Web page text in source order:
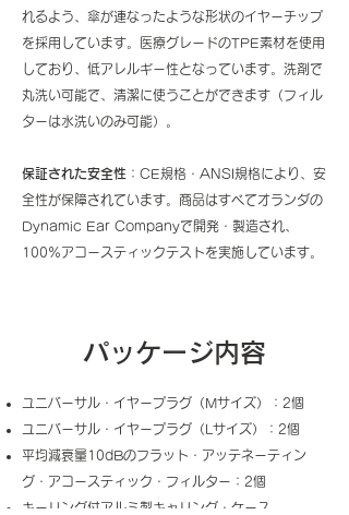
れるよう、傘が連なったような形状のイヤーチップ
を採用しています。医療グレードのTPE素材を使用
しており、低アレルギー性となっています。洗剤で
丸洗い可能で、清潔に使うことができます（フィル
ターは水洗いのみ可能）。
保証された安全性 ：CE規格・ANSI規格により、安
全性が保障されています。商品はすべてオランダの
Dynamic Ear Companyで開発・製造され、
100%アコースティックテストを実施しています。
パッケージ内容
ユニバーサル・イヤープラグ（Mサイズ）：2個
ユニバーサル・イヤープラグ（Lサイズ）：2個
平均減衰量10dBのフラット・アッテネーティン
グ・アコースティック・フィルター：2個
キーリング付アルミ製キャリング・ケース